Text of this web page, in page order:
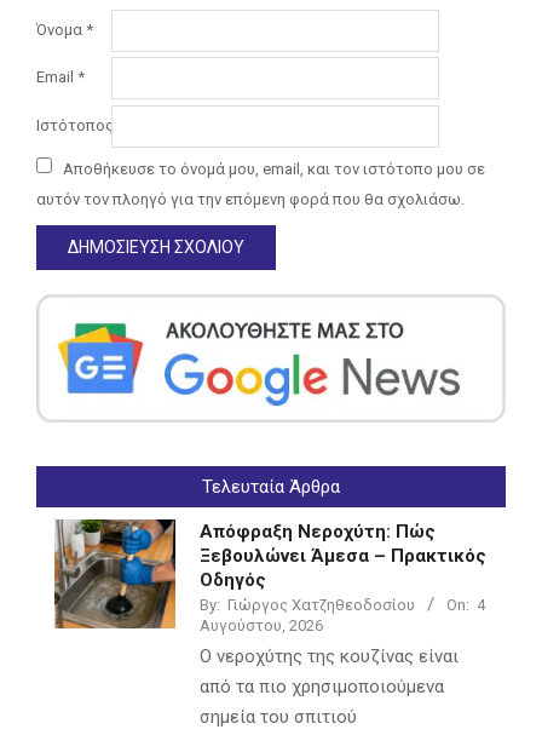
Όνομα *
Email *
Ιστότοπος
Αποθήκευσε το όνομά μου, email, και τον ιστότοπο μου σε
αυτόν τον πλοηγό για την επόμενη φορά που θα σχολιάσω.
Τελευταία Άρθρα
Απόφραξη Νεροχύτη: Πώς
Ξεβουλώνει Άμεσα – Πρακτικός
Οδηγός
By: Γιώργος Χατζηθεοδοσίου On: 4
Αυγούστου, 2026
Ο νεροχύτης της κουζίνας είναι
από τα πιο χρησιμοποιούμενα
σημεία του σπιτιού